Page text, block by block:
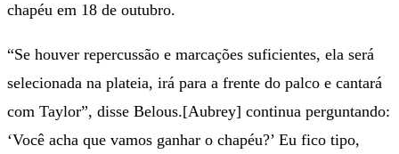
chapéu em 18 de outubro.
“Se houver repercussão e marcações suficientes, ela será
selecionada na plateia, irá para a frente do palco e cantará
com Taylor”, disse Belous.[Aubrey] continua perguntando:
‘Você acha que vamos ganhar o chapéu?’ Eu fico tipo,